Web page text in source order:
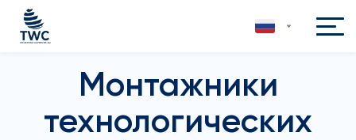
Монтажники
технологических